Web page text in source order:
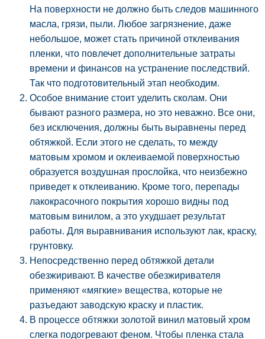
На поверхности не должно быть следов машинного
масла, грязи, пыли. Любое загрязнение, даже
небольшое, может стать причиной отклеивания
пленки, что повлечет дополнительные затраты
времени и финансов на устранение последствий.
Так что подготовительный этап необходим.
Особое внимание стоит уделить сколам. Они
бывают разного размера, но это неважно. Все они,
без исключения, должны быть выравнены перед
обтяжкой. Если этого не сделать, то между
матовым хромом и оклеиваемой поверхностью
образуется воздушная прослойка, что неизбежно
приведет к отклеиванию. Кроме того, перепады
лакокрасочного покрытия хорошо видны под
матовым винилом, а это ухудшает результат
работы. Для выравнивания используют лак, краску,
грунтовку.
Непосредственно перед обтяжкой детали
обезжиривают. В качестве обезжиривателя
применяют «мягкие» вещества, которые не
разъедают заводскую краску и пластик.
В процессе обтяжки золотой винил матовый хром
слегка подогревают феном. Чтобы пленка стала